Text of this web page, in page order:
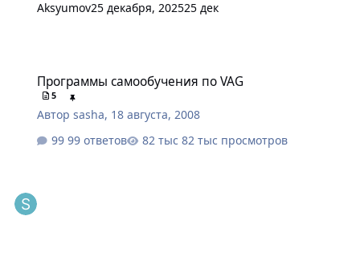
Aksyumov25 декабря, 202525 дек
Программы самообучения по VAG
5
Авторsasha, 18 августа, 2008
99 ответов
82 тыс просмотров